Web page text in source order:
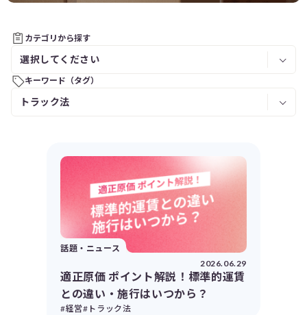
カテゴリから探す
キーワード（タグ）
話題・ニュース
2026.06.29
適正原価 ポイント解説！標準的運賃
との違い・施行はいつから？
#経営#トラック法